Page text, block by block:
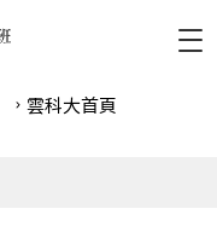
雲科⼤首頁